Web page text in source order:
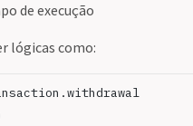
de execução
lógicas como: